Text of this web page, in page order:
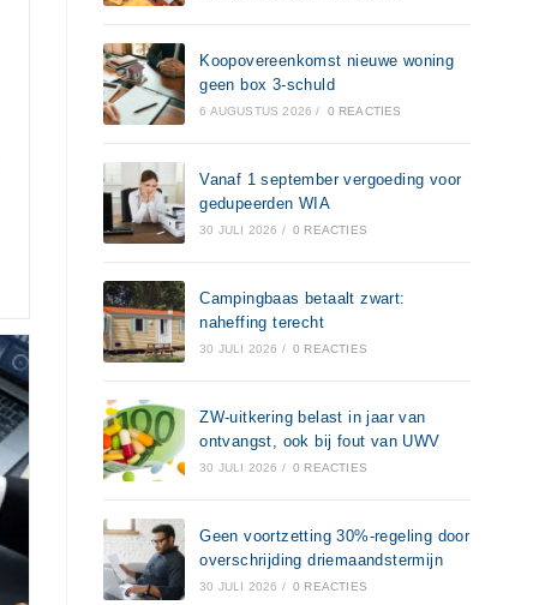
Koopovereenkomst nieuwe woning
geen box 3-schuld
6 AUGUSTUS 2026 / 0 REACTIES
Vanaf 1 september vergoeding voor
gedupeerden WIA
30 JULI 2026 / 0 REACTIES
Campingbaas betaalt zwart:
naheffing terecht
30 JULI 2026 / 0 REACTIES
ZW-uitkering belast in jaar van
ontvangst, ook bij fout van UWV
30 JULI 2026 / 0 REACTIES
Geen voortzetting 30%-regeling door
overschrijding driemaandstermijn
30 JULI 2026 / 0 REACTIES